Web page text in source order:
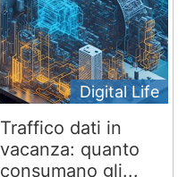
Digital Life
Traffico dati in
vacanza: quanto
consumano gli...